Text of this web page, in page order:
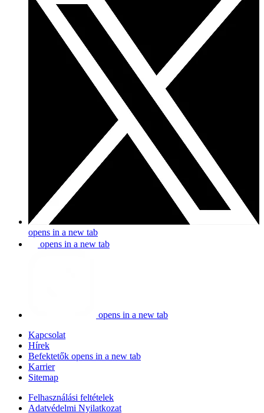
opens in a new tab
opens in a new tab
opens in a new tab
Kapcsolat
Hírek
Befektetők opens in a new tab
Karrier
Sitemap
Felhasználási feltételek
Adatvédelmi Nyilatkozat